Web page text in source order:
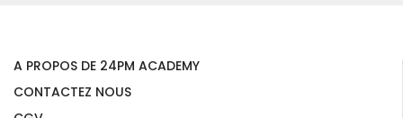
A PROPOS DE 24PM ACADEMY
CONTACTEZ NOUS